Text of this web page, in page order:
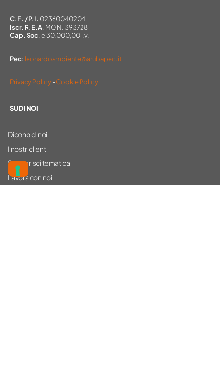
C.F. / P.I. 02360040204
Iscr. R.E.A. MO N. 393728
Cap. Soc. e 30.000,00 i.v.
Pec: leonardoambiente@arubapec.it
Privacy Policy-Cookie Policy
SU DI NOI
Dicono di noi
I nostri clienti
Suggerisci tematica
Lavora con noi